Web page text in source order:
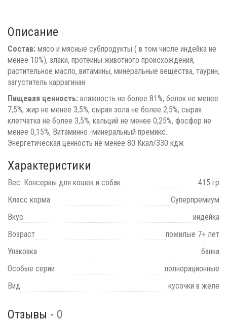
Описание
Состав: мясо и мясные субпродукты ( в том числе индейка не
менее 10%), злаки, протеины животного происхождения,
растительное масло, витамины, минеральные вещества, таурин,
загуститель каррагинан
Пищевая ценность: влажность не более 81%, белок не менее
7,5%, жир не менее 3,5%, сырая зола не более 2,5%, сырая
клетчатка не более 3,5%, кальций не менее 0,25%, фосфор не
менее 0,15%, Витаминно -минеральный премикс.
Энергетическая ценность не менее 80 Ккал/330 кдж
Характеристики
Вес: Консервы для кошек и собак
415 гр
Класс корма
Суперпремиум
Вкус
индейка
Возраст
пожилые 7+ лет
Упаковка
банка
Особые серии
полнорационные
Вид
кусочки в желе
Отзывы - 0